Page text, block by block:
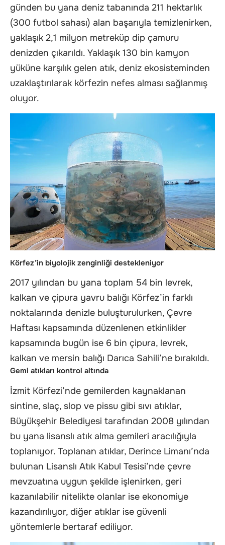
günden bu yana deniz tabanında 211 hektarlık
(300 futbol sahası) alan başarıyla temizlenirken,
yaklaşık 2,1 milyon metreküp dip çamuru
denizden çıkarıldı. Yaklaşık 130 bin kamyon
yüküne karşılık gelen atık, deniz ekosisteminden
uzaklaştırılarak körfezin nefes alması sağlanmış
oluyor.
Körfez’in biyolojik zenginliği destekleniyor
2017 yılından bu yana toplam 54 bin levrek,
kalkan ve çipura yavru balığı Körfez’in farklı
noktalarında denizle buluşturulurken, Çevre
Haftası kapsamında düzenlenen etkinlikler
kapsamında bugün ise 6 bin çipura, levrek,
kalkan ve mersin balığı Darıca Sahili’ne bırakıldı.
Gemi atıkları kontrol altında
İzmit Körfezi’nde gemilerden kaynaklanan
sintine, slaç, slop ve pissu gibi sıvı atıklar,
Büyükşehir Belediyesi tarafından 2008 yılından
bu yana lisanslı atık alma gemileri aracılığıyla
toplanıyor. Toplanan atıklar, Derince Limanı’nda
bulunan Lisanslı Atık Kabul Tesisi’nde çevre
mevzuatına uygun şekilde işlenirken, geri
kazanılabilir nitelikte olanlar ise ekonomiye
kazandırılıyor, diğer atıklar ise güvenli
yöntemlerle bertaraf ediliyor.